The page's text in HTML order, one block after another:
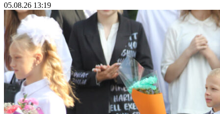
05.08.26 13:19